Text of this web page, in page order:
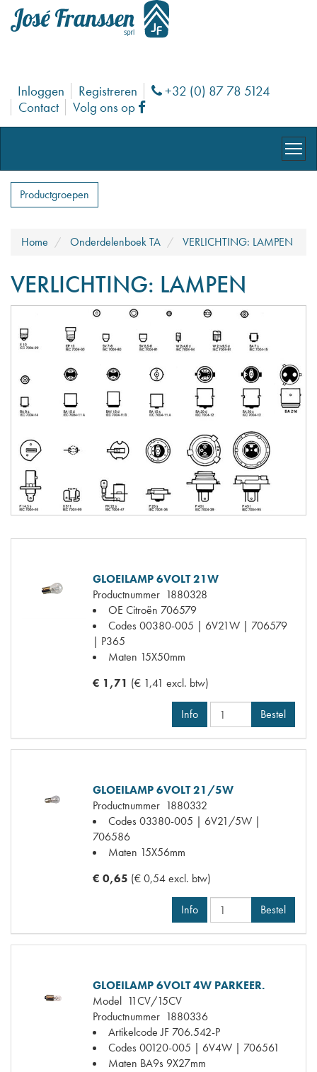
Inloggen Registreren Phone
+32 (0) 87 78 5124
Contact
Volg ons op Facebook
Productgroepen
Home Onderdelenboek TA VERLICHTING: LAMPEN
VERLICHTING: LAMPEN
GLOEILAMP 6VOLT 21W
Productnummer 1880328
OE Citroën 706579
Codes00380-005 | 6V21W | 706579
| P365
Maten 15X50mm
€ 1,71 (€ 1,41 excl. btw)
Info Bestel
GLOEILAMP 6VOLT 21/5W
Productnummer 1880332
Codes03380-005 | 6V21/5W |
706586
Maten 15X56mm
€ 0,65 (€ 0,54 excl. btw)
Info Bestel
GLOEILAMP 6VOLT 4W PARKEER.
Model 11CV/15CV
Productnummer 1880336
Artikelcode JF 706.542-P
Codes00120-005 | 6V4W | 706561
Maten BA9s 9X27mm